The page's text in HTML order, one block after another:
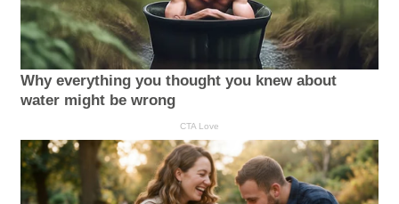
Why everything you thought you knew about
water might be wrong
CTA Love